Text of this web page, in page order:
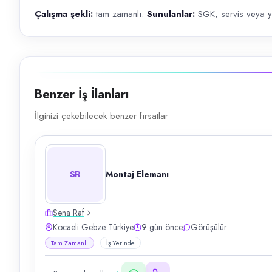
Çalışma şekli:tam zamanlı. Sunulanlar: SGK, servis veya
Benzer İş İlanları
İlginizi çekebilecek benzer fırsatlar
SR Montaj Elemanı
Sena Raf
Kocaeli Gebze Türkiye
9 gün önce Görüşülür
Tam Zamanlı İş Yerinde